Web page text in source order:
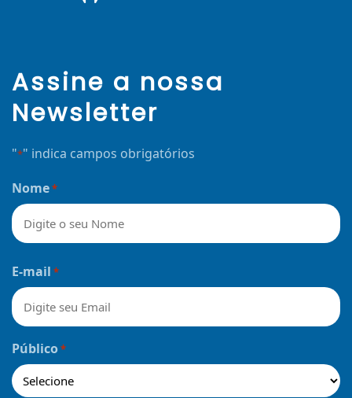
Assine a nossa
Newsletter
"*" indica campos obrigatórios
Nome*
E-mail *
Público*